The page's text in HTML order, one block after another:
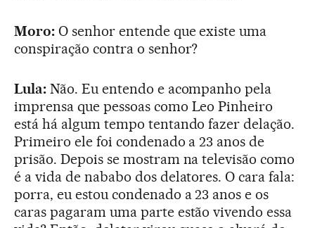
Moro:O senhor entende que existe uma
conspiração contra o senhor?
Lula:Não. Eu entendo e acompanho pela
imprensa que pessoas como Leo Pinheiro
está há algum tempo tentando fazer delação.
Primeiro ele foi condenado a 23 anos de
prisão. Depois se mostram na televisão como
é a vida de nababo dos delatores. O cara fala:
porra, eu estou condenado a 23 anos e os
caras pagaram uma parte estão vivendo essa